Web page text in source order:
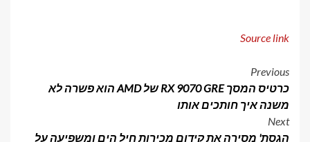
Source link
Post
navigation
Previous
כרטיס המסך RX 9070 GRE של AMD הוא פשרה לא
משנה איך חותכים אותו
Next
הגסת' מסירה את קידום מכירות חיל הים ומשפיעה על